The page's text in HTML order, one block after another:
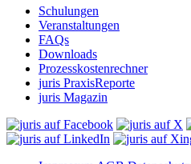
Schulungen
Veranstaltungen
FAQs
Downloads
Prozesskostenrechner
juris PraxisReporte
juris Magazin